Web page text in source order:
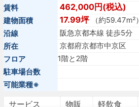
賃料
462,000円(税込)
建物面積 17.99坪（約59.47m²）
沿線
阪急京都本線 徒歩5分
所在
京都府京都市中京区
フロア
1階と2階
駐車場台数
可能業種※
サービス 物販 軽飲食